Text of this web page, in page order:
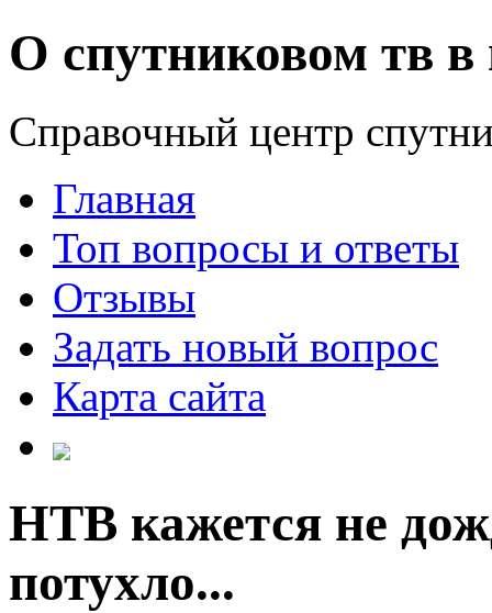
О спутниковом тв в
Справочный центр
Главная
Топ вопросы и ответы
Отзывы
Задать новый вопрос
Карта сайта
НТВ кажется не
потухло...